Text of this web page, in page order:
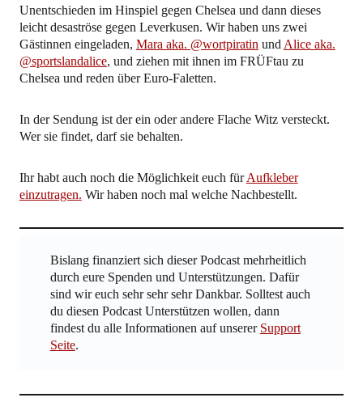
Unentschieden im Hinspiel gegen Chelsea und dann dieses
leicht desaströse gegen Leverkusen. Wir haben uns zwei
Gästinnen eingeladen, Mara aka. @wortpiratin und Alice aka.
@sportslandalice, und ziehen mit ihnen im FRÜFtau zu
Chelsea und reden über Euro-Faletten.
In der Sendung ist der ein oder andere Flache Witz versteckt.
Wer sie findet, darf sie behalten.
Ihr habt auch noch die Möglichkeit euch fürAufkleber
einzutragen. Wir haben noch mal welche Nachbestellt.
Bislang finanziert sich dieser Podcast mehrheitlich
durch eure Spenden und Unterstützungen. Dafür
sind wir euch sehr sehr sehr Dankbar. Solltest auch
du diesen Podcast Unterstützen wollen, dann
findest du alle Informationen auf unserer Support
Seite.